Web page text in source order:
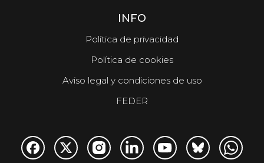
INFO
Política de privacidad
Política de cookies
Aviso legal y condiciones de uso
FEDER